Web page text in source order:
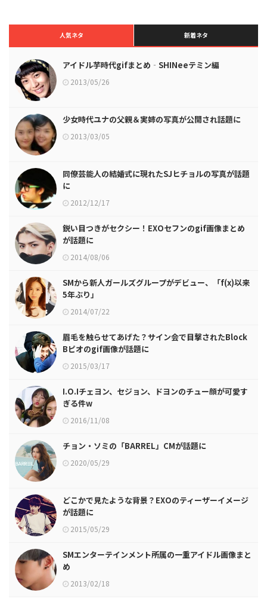
人気ネタ 新着ネタ
アイドル芋時代gifまとめ‐SHINeeテミン編
2013/05/26
少女時代ユナの父親＆実姉の写真が公開され話題に
2013/03/05
同僚芸能人の結婚式に現れたSJヒチョルの写真が話題
に
2012/12/17
鋭い目つきがセクシー！EXOセフンのgif画像まとめ
が話題に
2014/08/06
SMから新人ガールズグループがデビュー、「f(x)以来
5年ぶり」
2014/07/22
眉毛を触らせてあげた？サイン会で目撃されたBlock
Bピオのgif画像が話題に
2015/03/17
I.O.Iチェヨン、セジョン、ドヨンのチュー顔が可愛す
ぎる件w
2016/11/08
チョン・ソミの「BARREL」CMが話題に
2020/05/29
どこかで見たような背景？EXOのティーザーイメージ
が話題に
2015/05/29
SMエンターテインメント所属の一重アイドル画像まと
め
2013/02/18